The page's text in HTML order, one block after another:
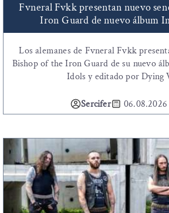
Fvneral Fvkk presentan nuevo
Iron Guard de nuevo álbum
Los alemanes de Fvneral Fvkk
Bishop of the Iron Guard de su nuevo
Idols y editado por Dying
Sercifer